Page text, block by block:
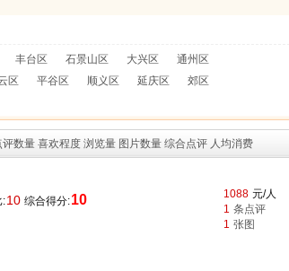
丰台区 石景山区 大兴区
通州区
区 平谷区 顺义区 延庆区
郊区
评数量 喜欢程度 浏览量 图片数量 综合点评 人均消费
:10 综合得分:10 1088 元/人
1 条点评
1 张图